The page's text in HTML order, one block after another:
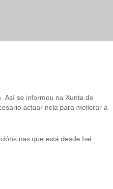
Así se informou na Xunta de
actuar nela para mellorar a
nas que está desde hai